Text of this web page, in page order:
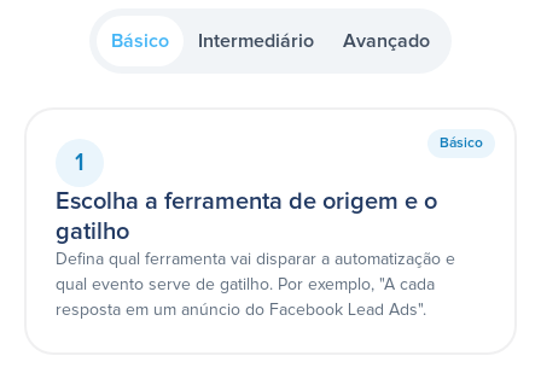
Básico Intermediário Avançado
Básico
1
Escolha a ferramenta de origem e o
gatilho
Defina qual ferramenta vai disparar a automatização e
qual evento serve de gatilho. Por exemplo, "A cada
resposta em um anúncio do Facebook Lead Ads".